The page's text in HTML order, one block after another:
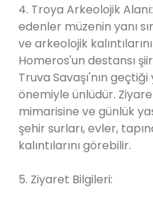
4. Troya Arkeolojik
edenler müzenin yanı
ve arkeolojik
Homeros'un destansı
Truva Savaşı'nın
önemiyle ünlüdür.
mimarisine ve günlük
şehir surları, evler,
kalıntılarını görebilir.
5. Ziyaret Bilgileri: